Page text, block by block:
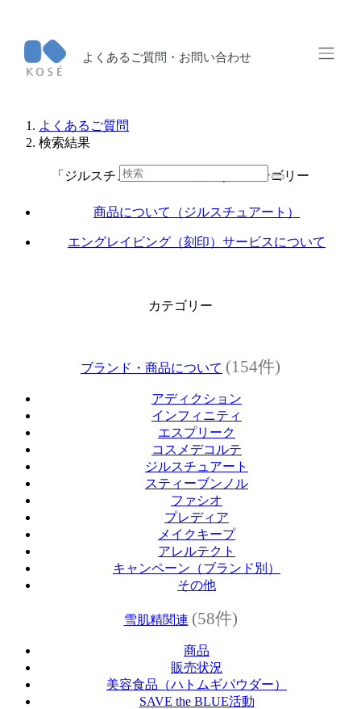
よくあるご質問・お問い合わせ
よくあるご質問
検索結果
「ジルスチュアート」に関連するカテゴリー
商品について（ジルスチュアート）
エングレイビング（刻印）サービスについて
カテゴリー
ブランド・商品について (154件)
アディクション
インフィニティ
エスプリーク
コスメデコルテ
ジルスチュアート
スティーブンノル
ファシオ
プレディア
メイクキープ
アレルテクト
キャンペーン（ブランド別）
その他
雪肌精関連 (58件)
商品
販売状況
美容食品（ハトムギパウダー）
SAVE the BLUE活動